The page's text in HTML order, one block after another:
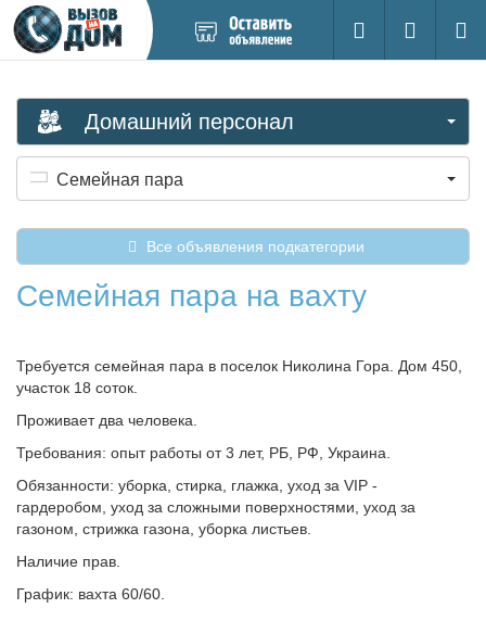
новое
Поиск
Вход на
Домашний персонал
Семейная пара
Все объявления подкатегории
Семейная пара на вахту
Требуется семейная пара в поселок Николина Гора. Дом 450,
участок 18 соток.
Проживает два человека.
Требования: опыт работы от 3 лет, РБ, РФ, Украина.
Обязанности: уборка, стирка, глажка, уход за VIP -
гардеробом, уход за сложными поверхностями, уход за
газоном, стрижка газона, уборка листьев.
Наличие прав.
График: вахта 60/60.